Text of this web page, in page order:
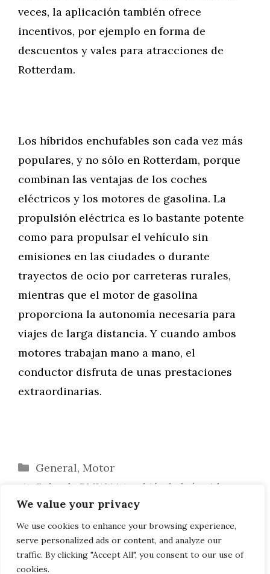
We value your privacy
We use cookies to enhance your browsing experience,
serve personalized ads or content, and analyze our
traffic. By clicking "Accept All", you consent to our use of
cookies.
veces, la aplicación también ofrece
incentivos, por ejemplo en forma de
descuentos y vales para atracciones de
Rotterdam.
Los híbridos enchufables son cada vez más
populares, y no sólo en Rotterdam, porque
combinan las ventajas de los coches
eléctricos y los motores de gasolina. La
propulsión eléctrica es lo bastante potente
como para propulsar el vehículo sin
emisiones en las ciudades o durante
trayectos de ocio por carreteras rurales,
mientras que el motor de gasolina
proporciona la autonomía necesaria para
viajes de larga distancia. Y cuando ambos
motores trabajan mano a mano, el
conductor disfruta de unas prestaciones
extraordinarias.
Categorías
General, Motor
Schoch: BMW i4 también habría sido
posible en 2019, pero…
Magny-Cours: El BMW M850i a la altura
del M2 y el M4